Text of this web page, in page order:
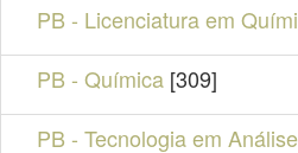
PB - Licenciatura em
PB - Química [309]
PB - Tecnologia em